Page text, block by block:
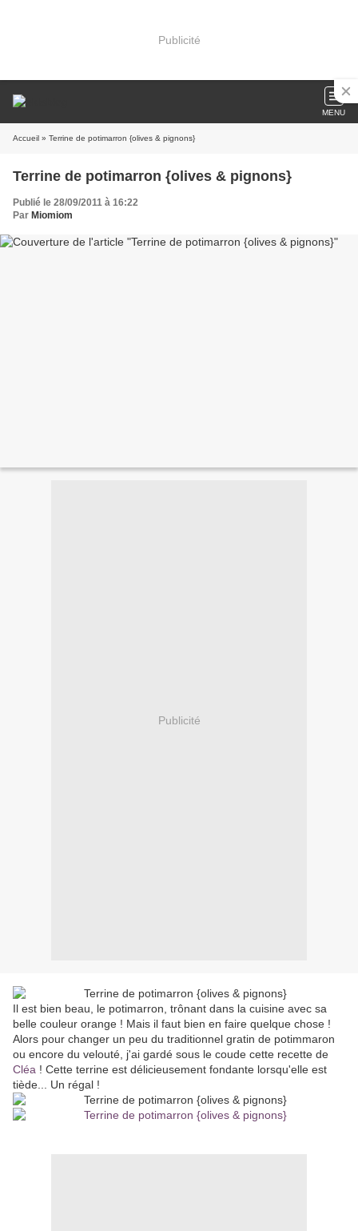
Publicité
MENU
Accueil » Terrine de potimarron {olives & pignons}
Terrine de potimarron {olives & pignons}
Publié le 28/09/2011 à 16:22
Par Miomiom
Publicité
Il est bien beau, le potimarron, trônant dans la cuisine avec sa
belle couleur orange ! Mais il faut bien en faire quelque chose !
Alors pour changer un peu du traditionnel gratin de potimmaron
ou encore du velouté, j'ai gardé sous le coude cette recette de
Cléa ! Cette terrine est délicieusement fondante lorsqu'elle est
tiède... Un régal !